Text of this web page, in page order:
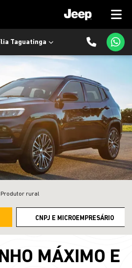
Taguatinga
Produtor rural
CNPJ E MICROEMPRESÁRIO
MÁXIMO E